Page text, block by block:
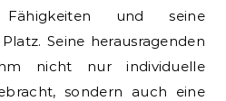
Fähigkeiten und seine
Seine herausragenden
nicht nur individuelle
sondern auch eine